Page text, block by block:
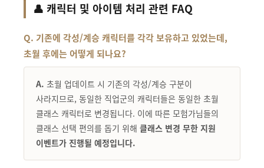
👤 캐릭터 및 아이템 처리 관련 FAQ
Q. 기존에 각성/계승 캐릭터를 각각 보유하고 있었는데,
초월 후에는 어떻게 되나요?
A. 초월 업데이트 시 기존의 각성/계승 구분이
사라지므로, 동일한 직업군의 캐릭터들은 동일한 초월
클래스 캐릭터로 변경됩니다. 이에 따른 모험가님들의
클래스 선택 편의를 돕기 위해 클래스 변경 무한 지원
이벤트가 진행될 예정입니다.